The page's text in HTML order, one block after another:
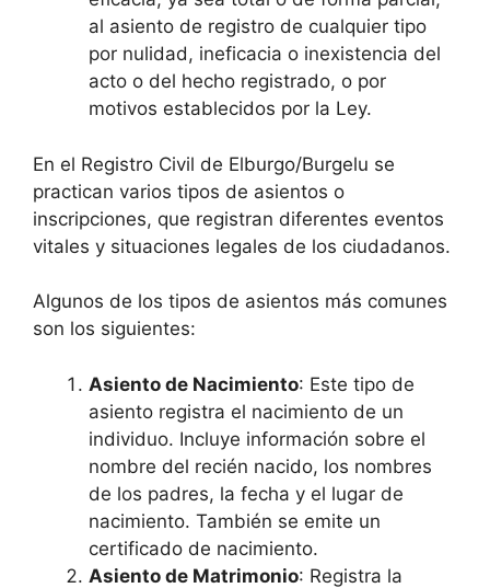
al asiento de registro de cualquier tipo
por nulidad, ineficacia o inexistencia del
acto o del hecho registrado, o por
motivos establecidos por la Ley.
En el Registro Civil de Elburgo/Burgelu se
practican varios tipos de asientos o
inscripciones, que registran diferentes eventos
vitales y situaciones legales de los ciudadanos.
Algunos de los tipos de asientos más comunes
son los siguientes:
Asiento de Nacimiento: Este tipo de
asiento registra el nacimiento de un
individuo. Incluye información sobre el
nombre del recién nacido, los nombres
de los padres, la fecha y el lugar de
nacimiento. También se emite un
certificado de nacimiento.
Asiento de Matrimonio: Registra la